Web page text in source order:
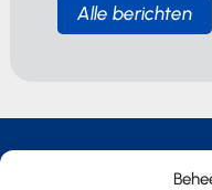
Alle berichten